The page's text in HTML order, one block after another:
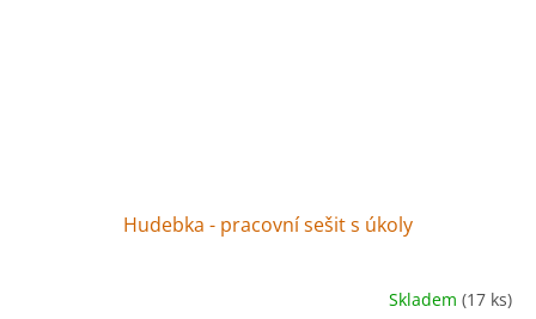
Hudebka - pracovní sešit s úkoly
Skladem (17 ks)